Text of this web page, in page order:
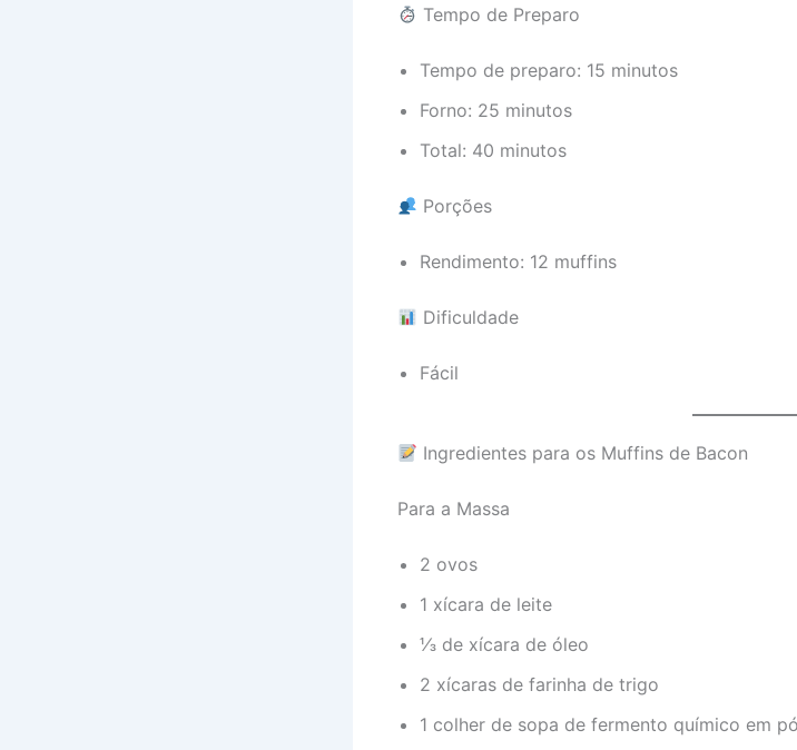
Tempo de Preparo
Tempo de preparo: 15 minutos
Forno: 25 minutos
Total: 40 minutos
Porções
Rendimento: 12 muffins
Dificuldade
Fácil
Ingredientes para os Muffins de Bacon
Para a Massa
2 ovos
1 xícara de leite
⅓ de xícara de óleo
2 xícaras de farinha de trigo
1 colher de sopa de fermento químico em pó